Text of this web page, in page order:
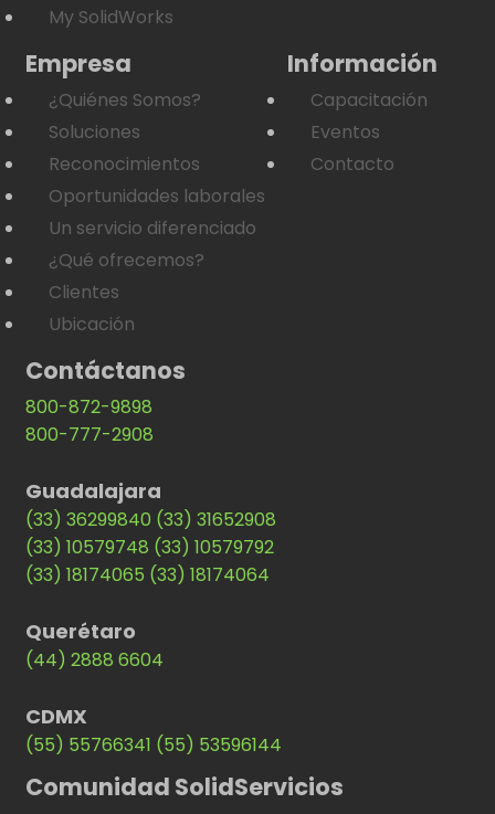
My SolidWorks
Empresa
¿Quiénes Somos?
Soluciones
Reconocimientos
Oportunidades laborales
Un servicio diferenciado
¿Qué ofrecemos?
Clientes
Ubicación
Información
Capacitación
Eventos
Contacto
Contáctanos
800-872-9898
800-777-2908
Guadalajara
(33) 36299840 (33) 31652908
(33) 10579748 (33) 10579792
(33) 18174065 (33) 18174064
Querétaro
(44) 2888 6604
CDMX
(55) 55766341 (55) 53596144
Comunidad SolidServicios